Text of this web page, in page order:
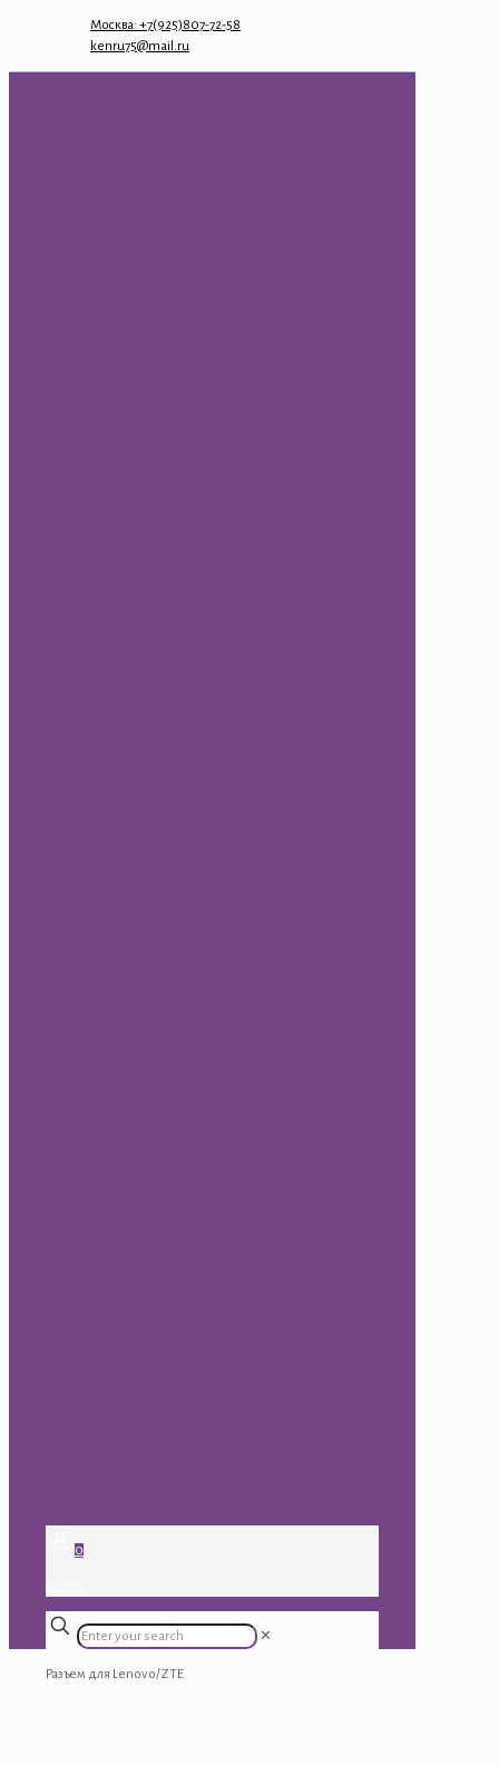
Москва: +7(925)807-72-58
kenru75@mail.ru
0
✕
Разъем для Lenovo/ZTE